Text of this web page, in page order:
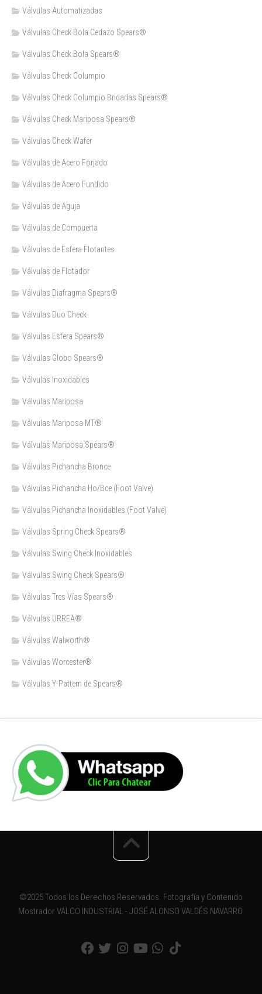
Válvulas Automatizadas
Válvulas Check Bola Cedazo Spears®
Válvulas Check Bola Spears®
Válvulas Check Columpio
Válvulas Check Columpio Bridadas Spears®
Válvulas Check Mariposa Spears®
Válvulas Check Wafer
Válvulas de Acero Forjado
Válvulas de Acero Fundido
Válvulas de Aguja
Válvulas de Compuerta
Válvulas de Esfera Flotantes
Válvulas de Flotador
Válvulas Diafragma Spears®️
Válvulas Duo Check
Válvulas Esfera Spears®
Válvulas Globo Spears®
Válvulas Inoxidables
Válvulas Mariposa
Válvulas Mariposa MT®
Válvulas Mariposa Spears®
Válvulas Pichancha Bronce
Válvulas Pichancha Ho/Bce (Foot Valve)
Válvulas Pichancha Inoxidables (Foot Valve)
Válvulas Spring Check Spears®
Válvulas Swing Check Inoxidables
Válvulas Swing Check Spears®
Válvulas Tres Vías Spears®
Válvulas URREA®
Válvulas Walworth®
Válvulas Worcester®
Válvulas Y-Pattern de Spears®️
©2025 Todos los Derechos Reservados. Fotografía y Contenido
Mostrador VALCO INDUSTRIAL - JOSÉ ALONSO VALDÉS NAVARRO.